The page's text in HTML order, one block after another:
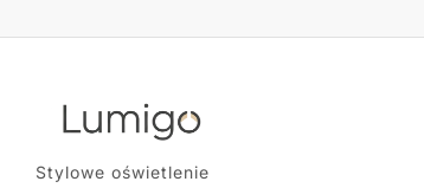
Stylowe oświetlenie